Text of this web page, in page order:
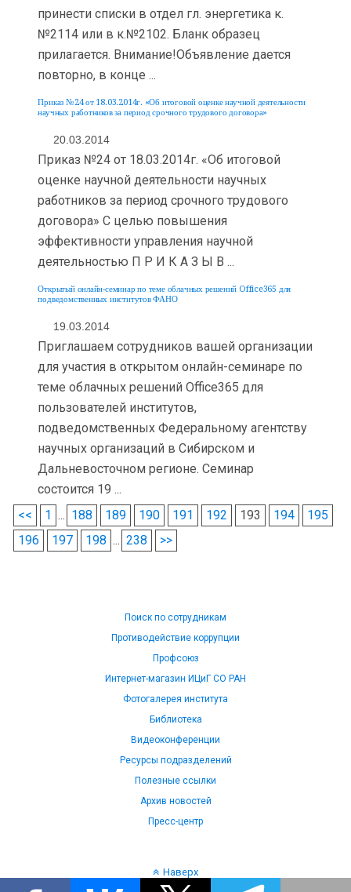
принести списки в отдел гл. энергетика к.
№2114 или в к.№2102. Бланк образец
прилагается. Внимание!Объявление дается
повторно, в конце ...
Приказ №24 от 18.03.2014г. «Об итоговой оценке научной деятельности
научных работников за период срочного трудового договора»
20.03.2014
Приказ №24 от 18.03.2014г. «Об итоговой
оценке научной деятельности научных
работников за период срочного трудового
договора» С целью повышения
эффективности управления научной
деятельностью П Р И К А З Ы В ...
Открытый онлайн-семинар по теме облачных решений Office365 для
подведомственных институтов ФАНО
19.03.2014
Приглашаем сотрудников вашей организации
для участия в открытом онлайн-семинаре по
теме облачных решений Office365 для
пользователей институтов,
подведомственных Федеральному агентству
научных организаций в Сибирском и
Дальневосточном регионе. Семинар
состоится 19 ...
<<
1 ... 188 189 190 191 192 193 194
195
196
197 198 ... 238 >>
Поиск по сотрудникам
Противодействие коррупции
Профсоюз
Интернет-магазин ИЦиГ СО РАН
Фотогалерея института
Библиотека
Видеоконференции
Ресурсы подразделений
Полезные ссылки
Архив новостей
Пресс-центр
Наверх